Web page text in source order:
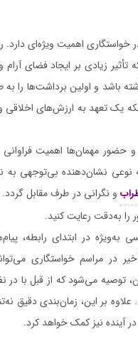
اهمیت ویژه‌ای دارد.
زیادی بر ایجاد فضای آرام
باشد و اولین برداشت‌ها را به
یک تعهد به ارزش‌های اخلاقی و
حضور مهمان‌ها اهمیت فراوانی
نشان‌دهنده بی‌توجهی به
و نگرانی در طرف مقابل
را به‌دقت رعایت کنید.
در ابتدای رابطه،
در مراسم خواستگاری
توصیه می‌شود که از قبل با در
بر این، زمان‌بندی دقیق
آینده نیز کمک خواهد کرد.